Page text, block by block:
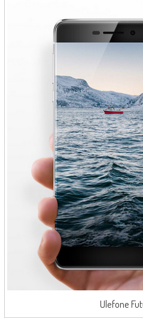
Ulefone